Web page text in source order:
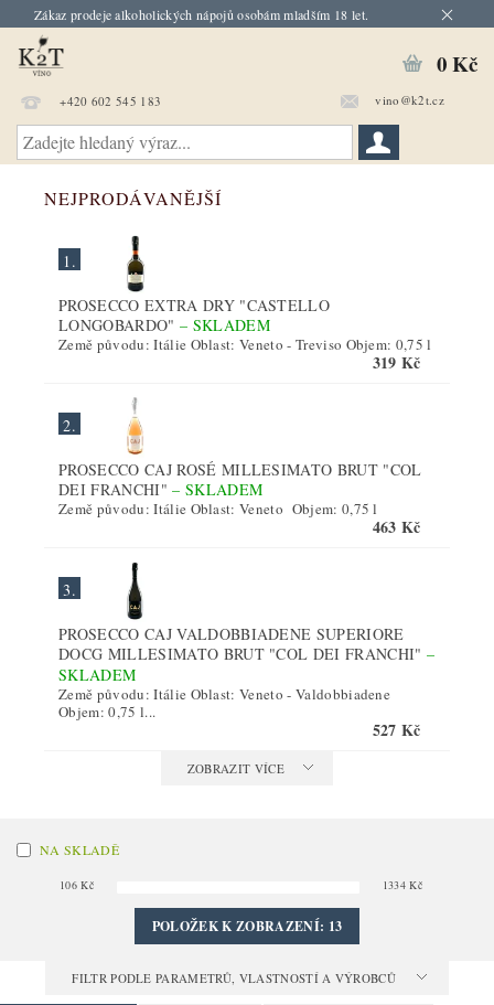
Zákaz prodeje alkoholických nápojů osobám mladším 18 let.
+420 602 545 183 vino@k2t.cz
0 Kč
NEJPRODÁVANĚJŠÍ
1.
PROSECCO EXTRA DRY "CASTELLO
LONGOBARDO" – SKLADEM
Země původu: Itálie Oblast: Veneto - Treviso Objem: 0,75 l
319 Kč
2.
PROSECCO CAJ ROSÉ MILLESIMATO BRUT "COL
DEI FRANCHI"– SKLADEM
Země původu: Itálie Oblast: Veneto Objem: 0,75 l
463 Kč
3.
PROSECCO CAJ VALDOBBIADENE SUPERIORE
DOCG MILLESIMATO BRUT "COL DEI FRANCHI" –
SKLADEM
Země původu: Itálie Oblast: Veneto - Valdobbiadene
Objem: 0,75 l...
527 Kč
ZOBRAZIT VÍCE
NA SKLADĚ
106 Kč 1334 Kč
POLOŽEK K ZOBRAZENÍ: 13
FILTR PODLE PARAMETRŮ, VLASTNOSTÍ A VÝROBCŮ